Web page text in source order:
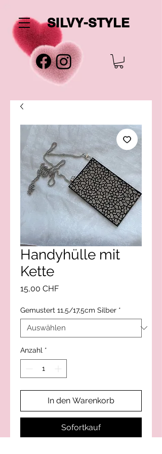
SILVY-STYLE
Handyhülle mit
Kette
15,00 CHFPreis
Gemustert 11,5/17,5cm Silber *
Anzahl *
In den Warenkorb
Sofortkauf